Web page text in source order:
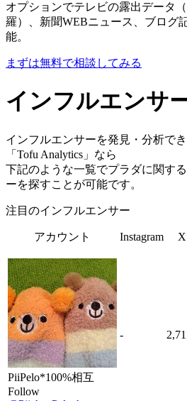
オプションでテレビの露出データ
羅）、新聞WEBニュース、ブログ
能。
まずは無料で相談してみる
インフルエンサ
インフルエンサーを発見・分析で
「Tofu Analytics」なら
下記のような一覧でプラダに関す
ーを探すことが可能です。
注目のインフルエンサー
アカウント Instagram X
PiiPelo*100%相互
Follow
-